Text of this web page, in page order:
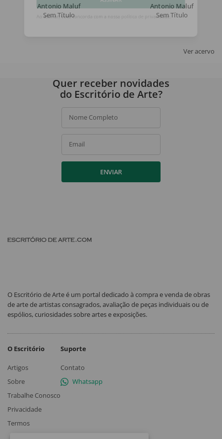
Antonio Maluf
Sem Título
Antonio Maluf
Sem Título
Ver acervo
ASSINAR
Quer receber novidades
do Escritório de Arte?
Nome Completo
Email
ENVIAR
O Escritório de Arte é um portal dedicado à compra e venda de obras
de arte de artistas consagrados, avaliação de peças individuais ou de
espólios, curiosidades sobre artes e exposições.
O Escritório
Artigos
Sobre
Trabalhe Conosco
Privacidade
Termos
Suporte
Contato
Whatsapp